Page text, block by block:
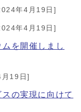
年4月19日]
年4月19日]
を開催しまし
19日]
の実現に向けて